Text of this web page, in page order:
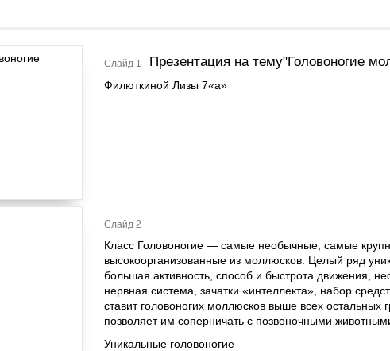
Слайд 1 Презентация на тему"Головоногие
Филюткиной Лизы 7«а»
Слайд 2
Класс Головоногие — самые необычные, самые
высокоорганизованные из моллюсков. Целый ряд
большая активность, способ и быстрота движения,
нервная система, зачатки «интеллекта», набор
ставит головоногих моллюсков выше всех остальных
позволяет им соперничать с позвоночными
Уникальные головоногие